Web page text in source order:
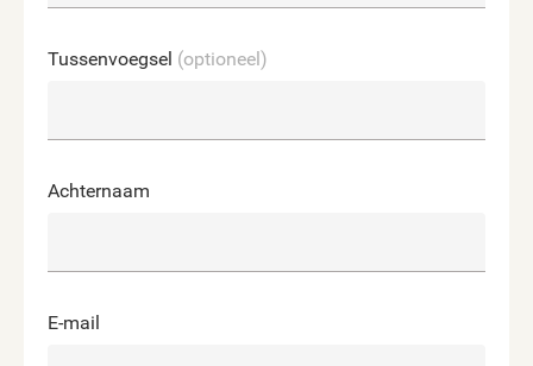
Tussenvoegsel (optioneel)
Achternaam
E-mail